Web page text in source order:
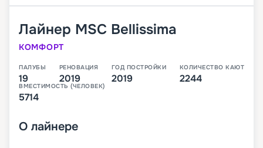
Лайнер MSC Bellissima
КОМФОРТ
ПАЛУБЫ
19
РЕНОВАЦИЯ
2019
ГОД ПОСТРОЙКИ
2019
КОЛИЧЕСТВО КАЮТ
2244
ВМЕСТИМОСТЬ (ЧЕЛОВЕК)
5714
О лайнере